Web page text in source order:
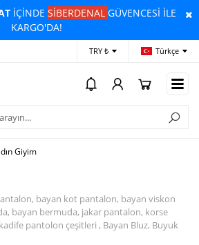
İÇİNDESİBERDENALGÜVENCESİ İLE
KARGO'DA!
TRY ₺ Türkçe
Giyim
bayan kot pantalon, bayan viskon
bayan bermuda, jakar pantalon, korse
pantolon çeşitleri , Bayan Bluz, Buyuk